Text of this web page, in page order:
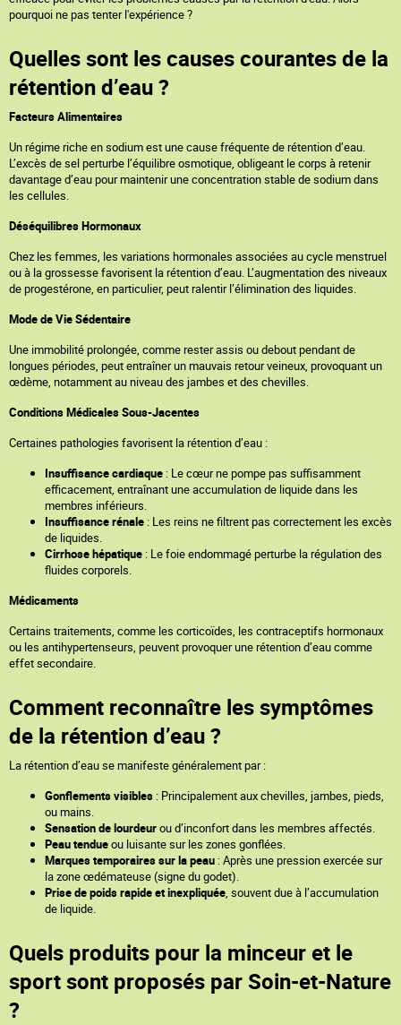
pourquoi ne pas tenter l'expérience ?
Quelles sont les causes courantes de la
rétention d’eau ?
Facteurs Alimentaires
Un régime riche en sodium est une cause fréquente de rétention d’eau.
L’excès de sel perturbe l’équilibre osmotique, obligeant le corps à retenir
davantage d’eau pour maintenir une concentration stable de sodium dans
les cellules.
Déséquilibres Hormonaux
Chez les femmes, les variations hormonales associées au cycle menstruel
ou à la grossesse favorisent la rétention d’eau. L’augmentation des niveaux
de progestérone, en particulier, peut ralentir l’élimination des liquides.
Mode de Vie Sédentaire
Une immobilité prolongée, comme rester assis ou debout pendant de
longues périodes, peut entraîner un mauvais retour veineux, provoquant un
œdème, notamment au niveau des jambes et des chevilles.
Conditions Médicales Sous-Jacentes
Certaines pathologies favorisent la rétention d’eau :
Insuffisance cardiaque : Le cœur ne pompe pas suffisamment
efficacement, entraînant une accumulation de liquide dans les
membres inférieurs.
Insuffisance rénale : Les reins ne filtrent pas correctement les excès
de liquides.
Cirrhose hépatique : Le foie endommagé perturbe la régulation des
fluides corporels.
Médicaments
Certains traitements, comme les corticoïdes, les contraceptifs hormonaux
ou les antihypertenseurs, peuvent provoquer une rétention d’eau comme
effet secondaire.
Comment reconnaître les symptômes
de la rétention d’eau ?
La rétention d’eau se manifeste généralement par :
Gonflements visibles : Principalement aux chevilles, jambes, pieds,
ou mains.
Sensation de lourdeurou d’inconfort dans les membres affectés.
Peau tendueou luisante sur les zones gonflées.
Marques temporaires sur la peau : Après une pression exercée sur
la zone œdémateuse (signe du godet).
Prise de poids rapide et inexpliquée, souvent due à l’accumulation
de liquide.
Quels produits pour la minceur et le
sport sont proposés par Soin-et-Nature
?